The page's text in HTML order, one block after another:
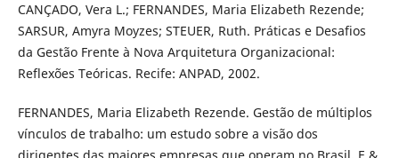
CANÇADO, Vera L.; FERNANDES, Maria Elizabeth Rezende;
SARSUR, Amyra Moyzes; STEUER, Ruth. Práticas e Desafios
da Gestão Frente à Nova Arquitetura Organizacional:
Reflexões Teóricas. Recife: ANPAD, 2002.
FERNANDES, Maria Elizabeth Rezende. Gestão de múltiplos
vínculos de trabalho: um estudo sobre a visão dos